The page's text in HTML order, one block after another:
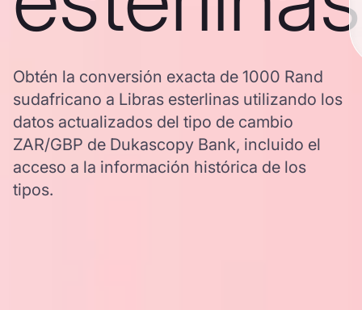
Obtén la conversión exacta de 1000 Rand
sudafricano a Libras esterlinas utilizando los
datos actualizados del tipo de cambio
ZAR/GBP de Dukascopy Bank, incluido el
acceso a la información histórica de los
tipos.